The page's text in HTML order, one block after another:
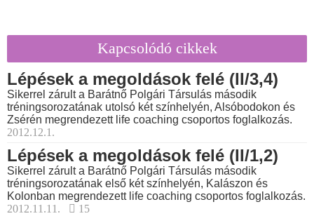
Kapcsolódó cikkek
Lépések a megoldások felé (II/3,4)
Sikerrel zárult a Barátnő Polgári Társulás második
tréningsorozatának utolsó két színhelyén, Alsóbodokon és
Zsérén megrendezett life coaching csoportos foglalkozás.
2012.12.1.
Lépések a megoldások felé (II/1,2)
Sikerrel zárult a Barátnő Polgári Társulás második
tréningsorozatának első két színhelyén, Kalászon és
Kolonban megrendezett life coaching csoportos foglalkozás.
2012.11.11.
15